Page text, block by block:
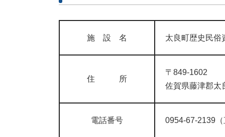
施 設 名 太良町歴史民俗
住 所
〒849-1602
佐賀県藤津郡太
電話番号 0954-67-2139